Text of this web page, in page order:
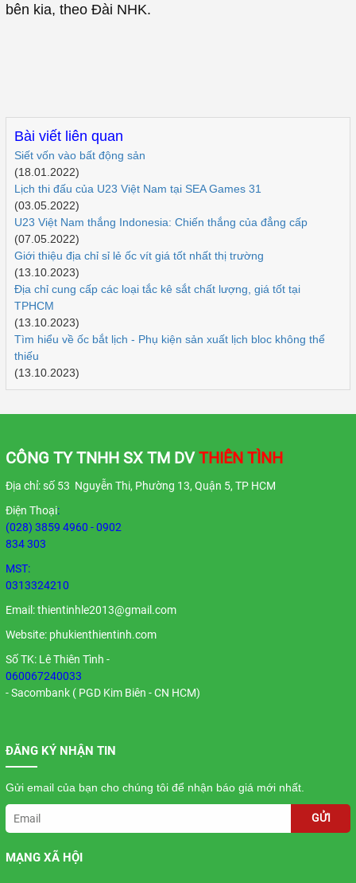
bên kia, theo Đài NHK.
Bài viết liên quan
Siết vốn vào bất động sản
(18.01.2022)
Lịch thi đấu của U23 Việt Nam tại SEA Games 31
(03.05.2022)
U23 Việt Nam thắng Indonesia: Chiến thắng của đẳng cấp
(07.05.2022)
Giới thiệu địa chỉ sỉ lẻ ốc vít giá tốt nhất thị trường
(13.10.2023)
Địa chỉ cung cấp các loại tắc kê sắt chất lượng, giá tốt tại
TPHCM
(13.10.2023)
Tìm hiểu về ốc bắt lịch - Phụ kiện sản xuất lịch bloc không thể
thiếu
(13.10.2023)
CÔNG TY TNHH SX TM DVTHIÊN TÌNH
Địa chỉ: số 53 Nguyễn Thi, Phường 13, Quận 5, TP HCM
Điện Thoại:
(028) 3859 4960 - 0902
834 303
MST:
0313324210
Email:thientinhle2013@gmail.com
Website: phukienthientinh.com
Số TK: Lê Thiên Tình -
060067240033
- Sacombank ( PGD Kim Biên - CN HCM)
ĐĂNG KÝ NHẬN TIN
Gửi email của bạn cho chúng tôi để nhận báo giá mới nhất.
GỬI
MẠNG XÃ HỘI